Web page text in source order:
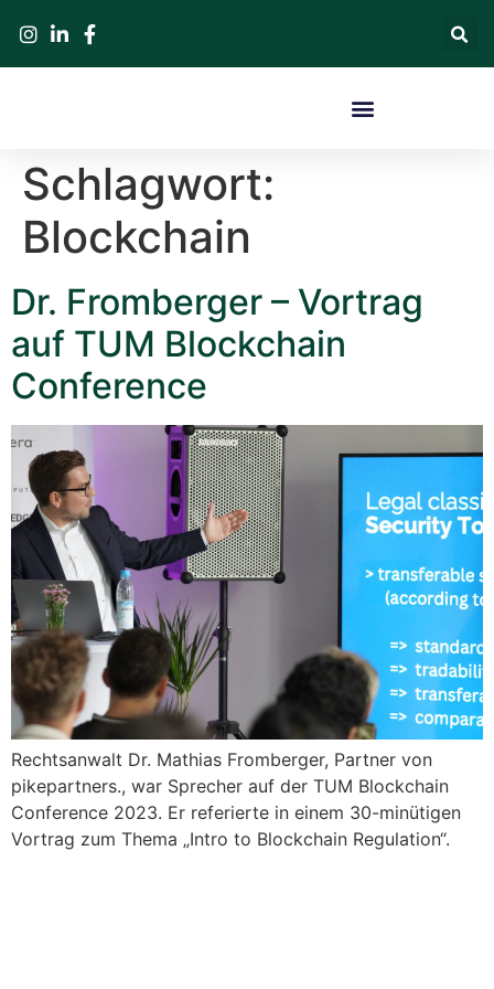
Schlagwort:
Blockchain
Dr. Fromberger – Vortrag
auf TUM Blockchain
Conference
Rechtsanwalt Dr. Mathias Fromberger, Partner von
pikepartners., war Sprecher auf der TUM Blockchain
Conference 2023. Er referierte in einem 30-minütigen
Vortrag zum Thema „Intro to Blockchain Regulation“.